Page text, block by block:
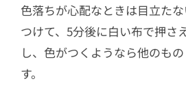
色落ちが心配なときは目立た
つけて、5分後に白い布で押さ
し、色がつくようなら他のも
す。